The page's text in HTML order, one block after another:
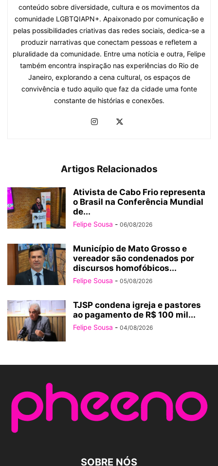
conteúdo sobre diversidade, cultura e os movimentos da
comunidade LGBTQIAPN+. Apaixonado por comunicação e
pelas possibilidades criativas das redes sociais, dedica-se a
produzir narrativas que conectam pessoas e refletem a
pluralidade da comunidade. Entre uma notícia e outra, Felipe
também encontra inspiração nas experiências do Rio de
Janeiro, explorando a cena cultural, os espaços de
convivência e tudo aquilo que faz da cidade uma fonte
constante de histórias e conexões.
Artigos Relacionados
Ativista de Cabo Frio representa
o Brasil na Conferência Mundial
de...
Felipe Sousa - 06/08/2026
Município de Mato Grosso e
vereador são condenados por
discursos homofóbicos...
Felipe Sousa - 05/08/2026
TJSP condena igreja e pastores
ao pagamento de R$ 100 mil...
Felipe Sousa - 04/08/2026
SOBRE NÓS